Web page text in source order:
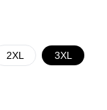
2XL 3XL